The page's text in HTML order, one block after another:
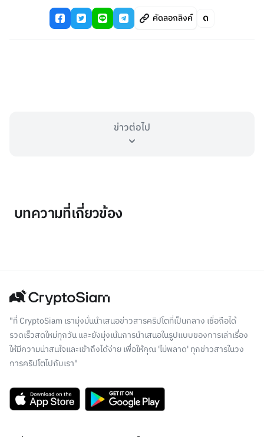
คัดลอกลิงค์
ข่าวต่อไป
บทความที่เกี่ยวข้อง
"ที่ CryptoSiam เรามุ่งมั่นนำเสนอข่าวสารคริปโตที่เป็นกลาง เชื่อถือได้
รวดเร็วสดใหม่ทุกวัน และยังมุ่งเน้นการนำเสนอในรูปแบบของการเล่าเรื่อง
ให้มีความน่าสนใจและเข้าถึงได้ง่าย เพื่อให้คุณ 'ไม่พลาด' ทุกข่าวสารในวง
การคริปโตไปกับเรา"